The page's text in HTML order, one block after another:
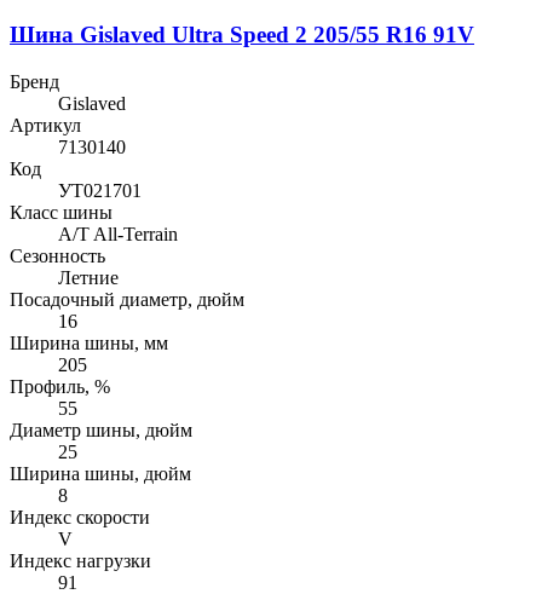
Шина Gislaved Ultra Speed 2 205/55 R16 91V
Бренд
Gislaved
Артикул
7130140
Код
УТ021701
Класс шины
A/T All-Terrain
Сезонность
Летние
Посадочный диаметр, дюйм
16
Ширина шины, мм
205
Профиль, %
55
Диаметр шины, дюйм
25
Ширина шины, дюйм
8
Индекс скорости
V
Индекс нагрузки
91